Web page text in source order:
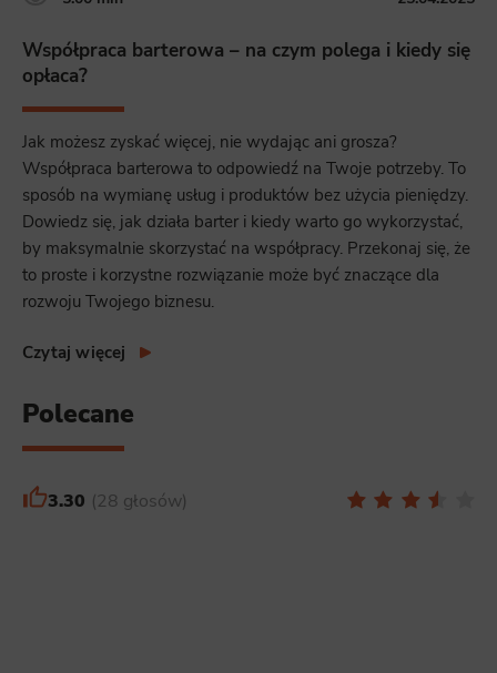
Współpraca barterowa – na czym polega i kiedy się
opłaca?
Jak możesz zyskać więcej, nie wydając ani grosza?
Współpraca barterowa to odpowiedź na Twoje potrzeby. To
sposób na wymianę usług i produktów bez użycia pieniędzy.
Dowiedz się, jak działa barter i kiedy warto go wykorzystać,
by maksymalnie skorzystać na współpracy. Przekonaj się, że
to proste i korzystne rozwiązanie może być znaczące dla
rozwoju Twojego biznesu.
Czytaj więcej
Polecane
3.30 28 głosów